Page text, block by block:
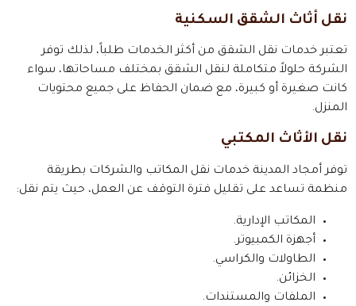
نقل أثاث الشقق السكنية
تعتبر خدمات نقل الشقق من أكثر الخدمات طلباً، لذلك توفر
الشركة حلولاً متكاملة لنقل الشقق بمختلف مساحاتها، سواء
كانت صغيرة أو كبيرة، مع ضمان الحفاظ على جميع محتويات
المنزل.
نقل الأثاث المكتبي
توفر أمجاد المدينة خدمات نقل المكاتب والشركات بطريقة
منظمة تساعد على تقليل فترة التوقف عن العمل، حيث يتم نقل:
المكاتب الإدارية.
أجهزة الكمبيوتر.
الطاولات والكراسي.
الخزائن.
الملفات والمستندات.